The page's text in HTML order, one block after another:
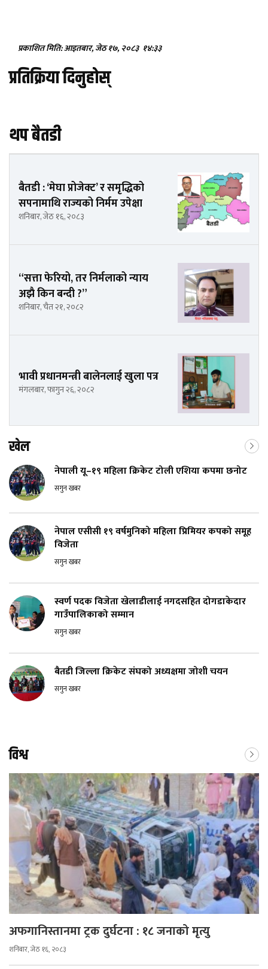
प्रकाशित मिति: आइतबार, जेठ १७, २०८३ १४:३३
प्रतिक्रिया दिनुहोस्
थप बैतडी
बैतडी : ‘मेघा प्रोजेक्ट’ र समृद्धिको
सपनामाथि राज्यको निर्मम उपेक्षा
शनिबार, जेठ १६, २०८३
“सत्ता फेरियो, तर निर्मलाको न्याय
अझै किन बन्दी ?”
शनिबार, चैत २१, २०८२
भावी प्रधानमन्त्री बालेनलाई खुला पत्र
मंगलबार, फागुन २६, २०८२
खेल
नेपाली यू–१९ महिला क्रिकेट टोली एशिया कपमा छनोट
सगुन खबर
नेपाल एसीसी १९ वर्षमुनिको महिला प्रिमियर कपको समूह
विजेता
सगुन खबर
स्वर्ण पदक विजेता खेलाडीलाई नगदसहित दोगडाकेदार
गाउँपालिकाको सम्मान
सगुन खबर
बैतडी जिल्ला क्रिकेट संघको अध्यक्षमा जोशी चयन
सगुन खबर
विश्व
अफगानिस्तानमा ट्रक दुर्घटना : १८ जनाको मृत्यु
शनिबार, जेठ १६, २०८३